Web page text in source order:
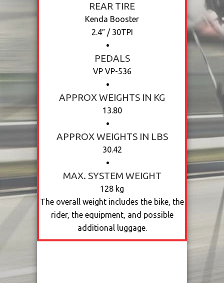
REAR TIRE
Kenda Booster
2.4″ / 30TPI
PEDALS
VP VP-536
APPROX WEIGHTS IN KG
13.80
APPROX WEIGHTS IN LBS
30.42
MAX. SYSTEM WEIGHT
128 kg
The overall weight includes the bike, the
rider, the equipment, and possible
additional luggage.